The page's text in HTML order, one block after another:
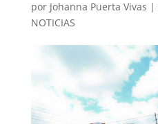
por Johanna Puerta Vivas |
NOTICIAS